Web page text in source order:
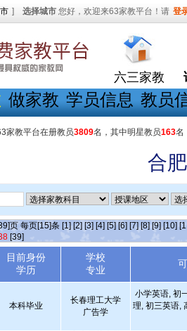
] 选择城市 您好，欢迎来63家教平台！请 登
六三家教
做家教 学员信息 教员
家教平台在册教员3809名，其中明星教员163名
合
页 每页[15]条 [1] [2] [3] [4] [5] [6] [7] [8] [9] [10]
[39]
目前身份
学历
学校
专业
本科毕业
长春理工大学
广告学
小学英语, 初
理, 初三英语,